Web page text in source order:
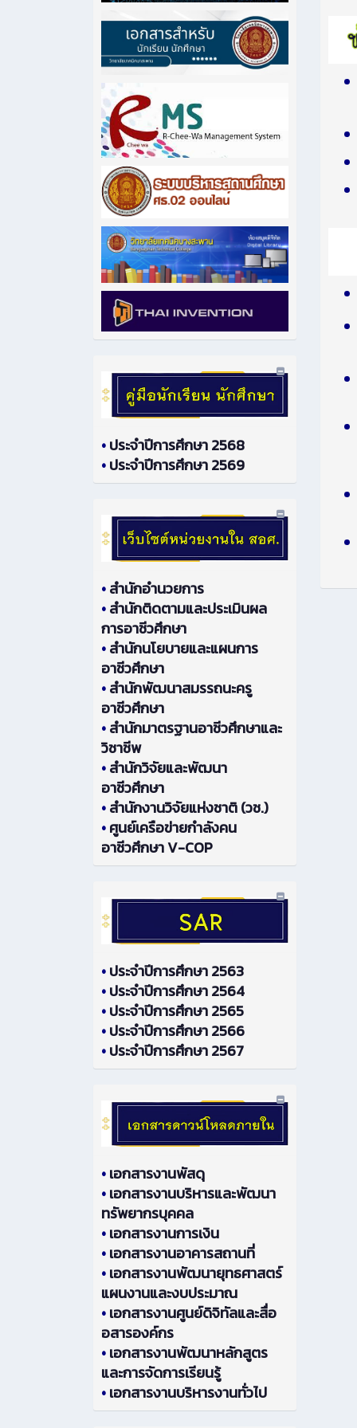
•ประจำปีการศึกษา 2568
•ประจำปีการศึกษา 2569
•สำนักอำนวยการ
•สำนักติดตามและประเมินผล
การอาชีวศึกษา
•สำนักนโยบายและแผนการ
อาชีวศึกษา
•สำนักพัฒนาสมรรถนะครู
อาชีวศึกษา
•สำนักมาตรฐานอาชีวศึกษาและ
วิชาชีพ
•สำนักวิจัยและพัฒนา
อาชีวศึกษา
•สำนักงานวิจัยแห่งชาติ (วช.)
•ศูนย์เครือข่ายกำลังคน
อาชีวศึกษา V-COP
•ประจำปีการศึกษา 2563
•ประจำปีการศึกษา 2564
•ประจำปีการศึกษา 2565
•ประจำปีการศึกษา 2566
•ประจำปีการศึกษา 2567
•เอกสารงานพัสดุ
•เอกสารงานบริหารและพัฒนา
ทรัพยากรบุคคล
•เอกสารงานการเงิน
•เอกสารงานอาคารสถานที่
•เอกสารงานพัฒนายุทธศาสตร์
แผนงานและงบประมาณ
•เอกสารงานศูนย์ดิจิทัลและสื่อ
อสารองค์กร
•เอกสารงานพัฒนาหลักสูตร
และการจัดการเรียนรู้
•เอกสารงานบริหารงานทั่วไป